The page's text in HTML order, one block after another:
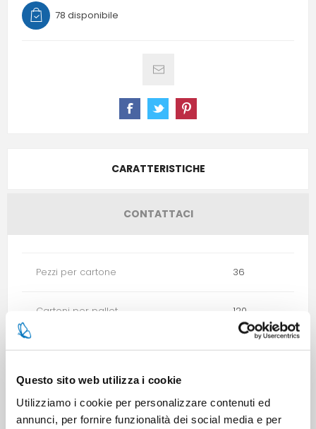
Questo sito web utilizza i cookie
Utilizziamo i cookie per personalizzare contenuti ed
annunci, per fornire funzionalità dei social media e per
78 disponibile
CARATTERISTICHE
CONTATTACI
Pezzi per cartone 36
Cartoni per pallet 120
Cartoni per strato 12